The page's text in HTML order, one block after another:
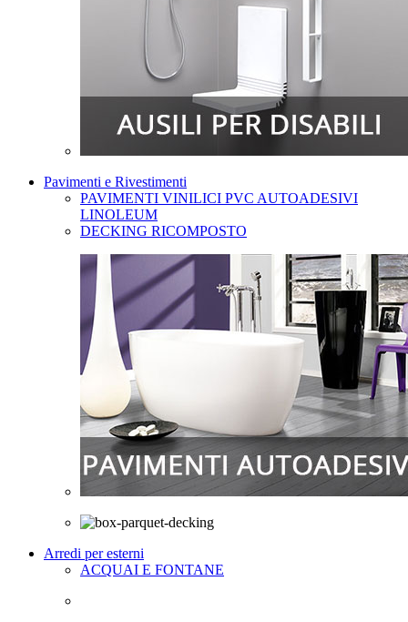
Pavimenti e Rivestimenti
PAVIMENTI VINILICI PVC AUTOADESIVI
LINOLEUM
DECKING RICOMPOSTO
Arredi per esterni
ACQUAI E FONTANE